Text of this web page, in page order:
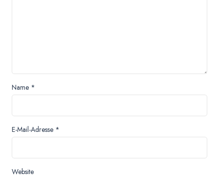
Name *
E-Mail-Adresse *
Website